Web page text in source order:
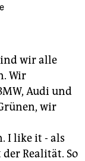
wir alle
Wir
Audi und
wir
I like it - als
Realität. So